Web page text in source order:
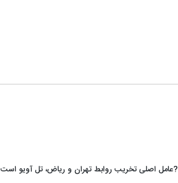
?عامل اصلی تخریب روابط تهران و ریاض، تل آویو است